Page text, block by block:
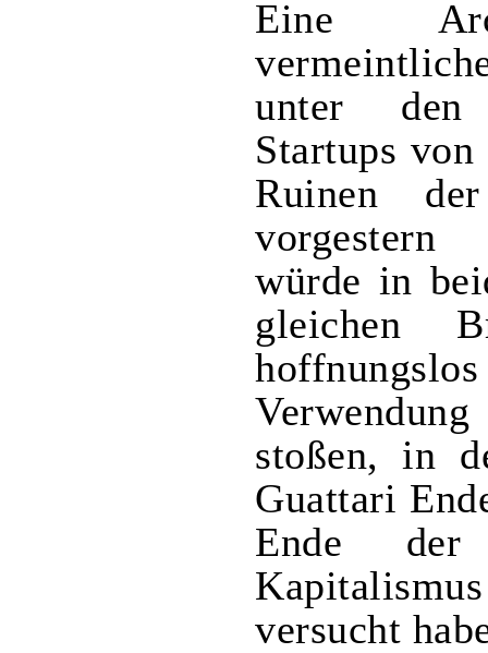
Eine
unter den
Startups
Ruinen
würde in
gleichen
stoßen, in
Guattari
Ende der
versucht